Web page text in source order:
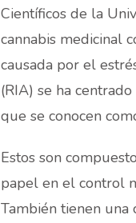
Científicos de la
cannabis medicinal
causada por el
(RIA) se ha
que se conocen
Estos son
papel en el control
También tienen una